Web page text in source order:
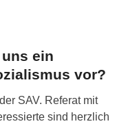
ein
vor?
SAV. Referat mit
sind herzlich